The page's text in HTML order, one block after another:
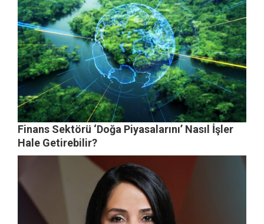
Finans Sektörü ‘Doğa Piyasalarını’ Nasıl İşler
Hale Getirebilir?